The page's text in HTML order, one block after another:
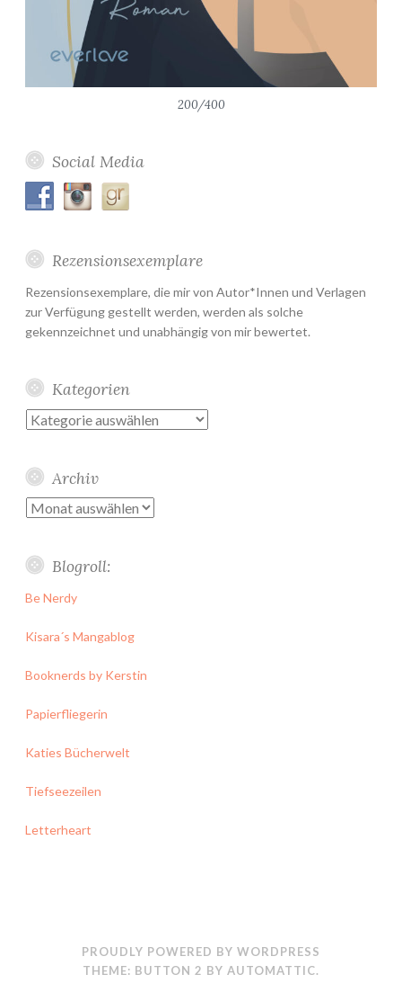
200/400
Social Media
Rezensionsexemplare
Rezensionsexemplare, die mir von Autor*Innen und Verlagen
zur Verfügung gestellt werden, werden als solche
gekennzeichnet und unabhängig von mir bewertet.
Kategorien
Kategorien
Archiv
Archiv
Blogroll:
Be Nerdy
Kisara´s Mangablog
Booknerds by Kerstin
Papierfliegerin
Katies Bücherwelt
Tiefseezeilen
Letterheart
PROUDLY POWERED BY WORDPRESS
THEME: BUTTON 2 BY AUTOMATTIC.